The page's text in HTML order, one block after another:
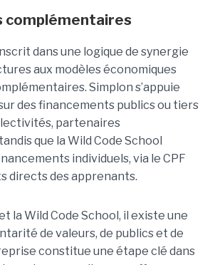
complémentaires
dans une logique de synergie
aux modèles économiques
Simplon s’appuie
des financements publics ou tiers
partenaires
que la Wild Code School
individuels, via le CPF
directs des apprenants.
la Wild Code School, il existe une
de valeurs, de publics et de
constitue une étape clé dans